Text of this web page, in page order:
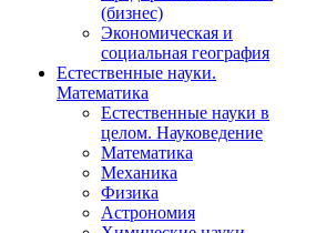
(бизнес)
Экономическая и
социальная география
Естественные науки.
Математика
Естественные науки в
целом. Науковедение
Математика
Механика
Физика
Астрономия